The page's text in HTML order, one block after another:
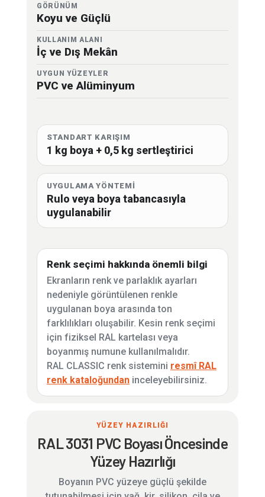
GÖRÜNÜM
Koyu ve Güçlü
KULLANIM ALANI
İç ve Dış Mekân
UYGUN YÜZEYLER
PVC ve Alüminyum
STANDART KARIŞIM
1 kg boya + 0,5 kg sertleştirici
UYGULAMA YÖNTEMİ
Rulo veya boya tabancasıyla
uygulanabilir
Renk seçimi hakkında önemli bilgi
Ekranların renk ve parlaklık ayarları
nedeniyle görüntülenen renkle
uygulanan boya arasında ton
farklılıkları oluşabilir. Kesin renk seçimi
için fiziksel RAL kartelası veya
boyanmış numune kullanılmalıdır.
RAL CLASSIC renk sistemini resmî RAL
renk kataloğundan inceleyebilirsiniz.
YÜZEY HAZIRLIĞI
RAL 3031 PVC Boyası Öncesinde
Yüzey Hazırlığı
Boyanın PVC yüzeye güçlü şekilde